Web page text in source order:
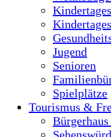
Jugend
Senioren
Spielplätze
Tourismus &